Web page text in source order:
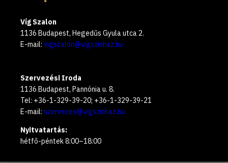
Víg Szalon
1136 Budapest, Hegedűs Gyula utca 2.
E-mail: vigszalon@vigszinhaz.hu
Szervezési Iroda
1136 Budapest, Pannónia u. 8.
Tel: +36-1-329-39-20; +36-1-329-39-21
E-mail: szervezes@vigszinhaz.hu
Nyitvatartás:
hétfő-péntek 8:00–18:00